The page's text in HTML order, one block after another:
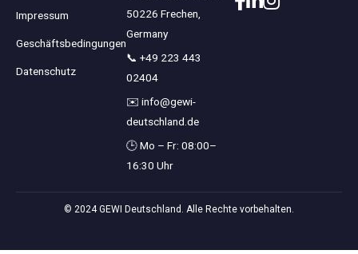
Impressum
Geschäftsbedingungen
Datenschutz
50226 Frechen,
Germany
📞 +49 223 443
02404
✉️ info@gewi-
deutschland.de
🕒 Mo – Fr: 08:00–
16:30 Uhr
© 2024 GEWI Deutschland. Alle Rechte vorbehalten.